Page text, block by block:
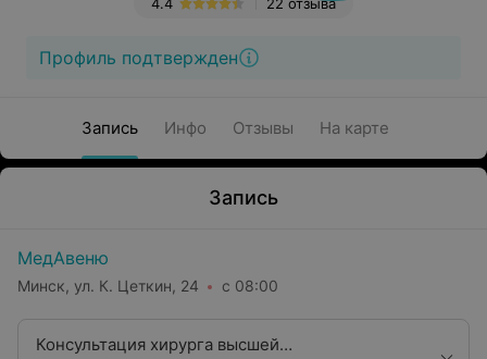
Профиль подтвержден
Запись Инфо Отзывы На карте
Запись
МедАвеню
Минск, ул. К. Цеткин, 24 с 08:00
Консультация хирурга высшей